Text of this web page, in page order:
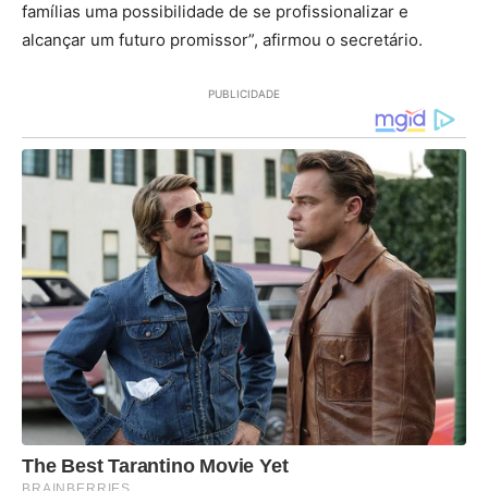
famílias uma possibilidade de se profissionalizar e
alcançar um futuro promissor”, afirmou o secretário.
PUBLICIDADE